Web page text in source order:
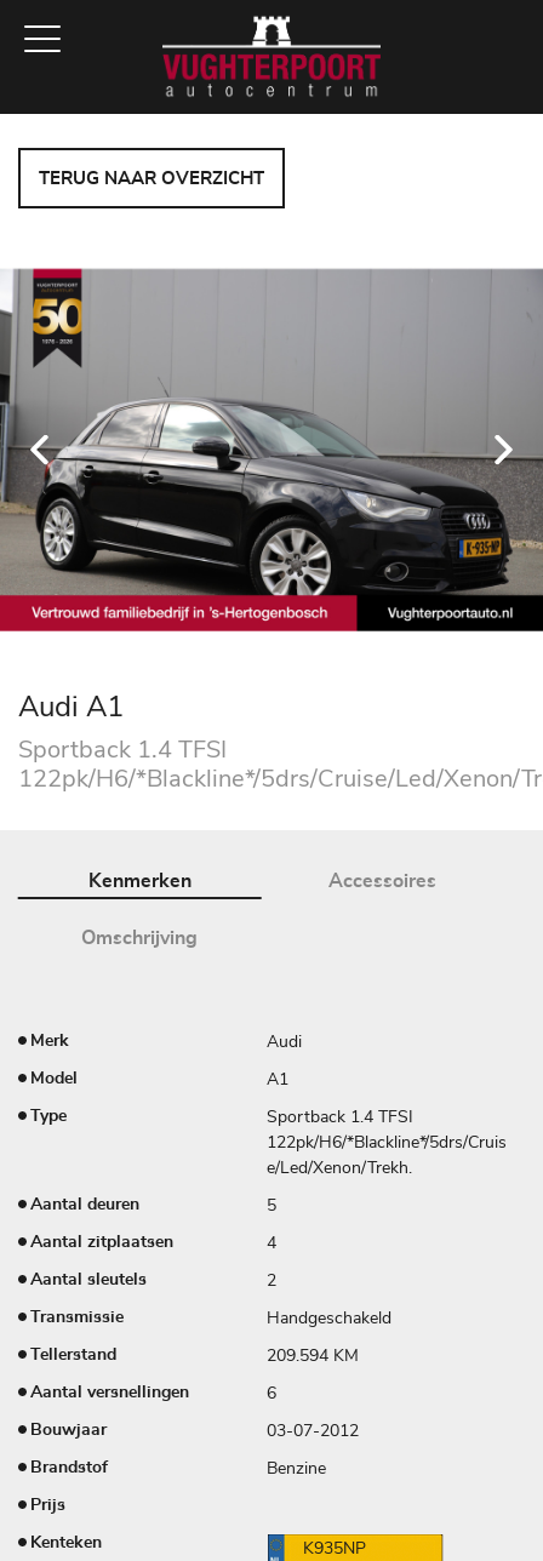
TERUG NAAR OVERZICHT
Audi A1
Sportback 1.4 TFSI
122pk/H6/*Blackline*/5drs/Cruise/Led/Xenon/
Kenmerken Accessoires
Omschrijving
Merk Audi
Model A1
Type
Sportback 1.4 TFSI
122pk/H6/*Blackline*/5drs/Cruis
e/Led/Xenon/Trekh.
Aantal deuren 5
Aantal zitplaatsen 4
Aantal sleutels 2
Transmissie Handgeschakeld
Tellerstand 209.594 KM
Aantal versnellingen 6
Bouwjaar 03-07-2012
Brandstof Benzine
Prijs
Kenteken K935NP